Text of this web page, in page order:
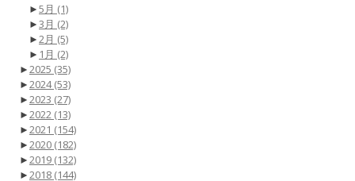
►5月 (1)
►3月 (2)
►2月 (5)
► 1月 (2)
►2025 (35)
►2024(53)
►2023 (27)
►2022 (13)
►2021 (154)
►2020 (182)
►2019 (132)
►2018 (144)